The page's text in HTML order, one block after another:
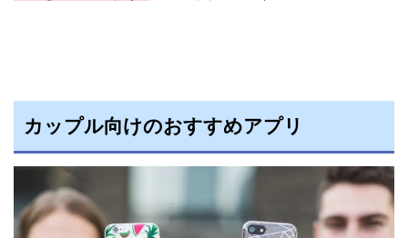
カップル向けのおすすめアプリ